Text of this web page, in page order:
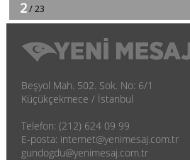
Beşyol Mah. 502. Sok. No: 6/1
Küçükçekmece / İstanbul
Telefon: (212) 624 09 99
E-posta: internet@yenimesaj.com.tr
gundogdu@yenimesaj.com.tr